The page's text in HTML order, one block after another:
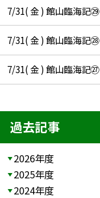
7/31( 金 ) 館山臨海記㉙
7/31( 金 ) 館山臨海記㉘
7/31( 金 ) 館山臨海記㉗
過去記事
2026年度
2025年度
2024年度